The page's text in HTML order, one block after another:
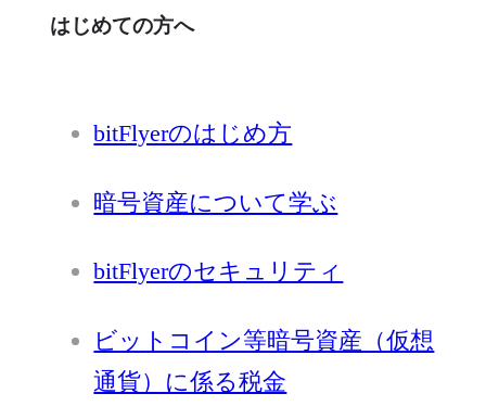
はじめての方へ
bitFlyerのはじめ方
暗号資産について学ぶ
bitFlyerのセキュリティ
ビットコイン等暗号資産（仮想
通貨）に係る税金